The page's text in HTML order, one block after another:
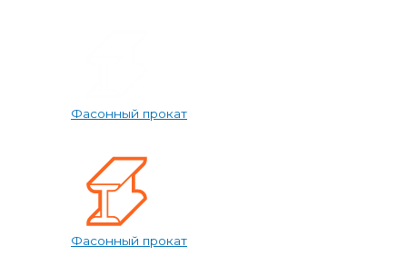
Фасонный прокат
Фасонный прокат